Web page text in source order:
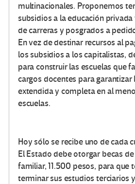
multinacionales. Proponemos
subsidios a la educación
de carreras y posgrados a
En vez de destinar recursos al
los subsidios a los capitalistas,
para construir las escuelas que
cargos docentes para garantizar
extendida y completa en al
escuelas.
Hoy sólo se recibe uno de cada
El Estado debe otorgar becas
familiar, 11.500 pesos, para que
terminar sus estudios terciarios